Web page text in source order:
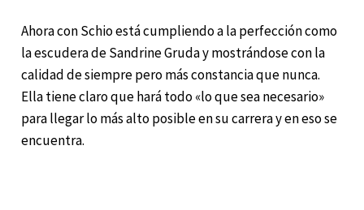
Ahora con Schio está cumpliendo a la perfección como
la escudera de Sandrine Gruda y mostrándose con la
calidad de siempre pero más constancia que nunca.
Ella tiene claro que hará todo «lo que sea necesario»
para llegar lo más alto posible en su carrera y en eso se
encuentra.